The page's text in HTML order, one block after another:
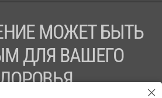
МОЖЕТ БЫТЬ
ДЛЯ ВАШЕГО